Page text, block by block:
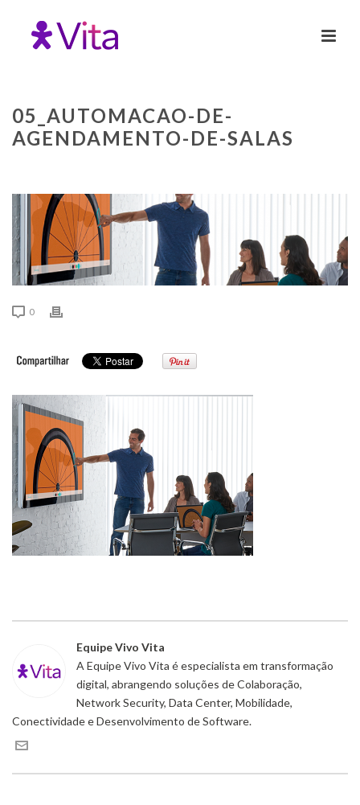
05_AUTOMACAO-DE-
AGENDAMENTO-DE-SALAS
0
Equipe Vivo Vita
A Equipe Vivo Vita é especialista em transformação
digital, abrangendo soluções de Colaboração,
Network Security, Data Center, Mobilidade,
Conectividade e Desenvolvimento de Software.